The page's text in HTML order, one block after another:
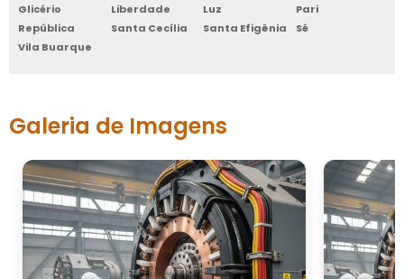
Glicério
Liberdade Luz
Pari
República
Santa Cecília Santa Efigênia
Sé
Vila Buarque
Galeria de Imagens